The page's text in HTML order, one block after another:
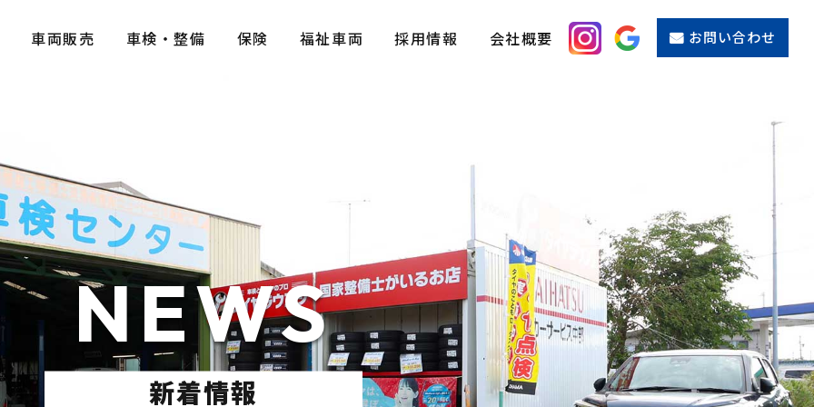
車両販売 車検・整備 保険 福祉車両 採用情報 会社概要 お問い合わせ
NEWS
新着情報